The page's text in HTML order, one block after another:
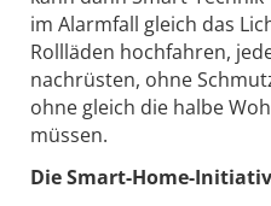
im Alarmfall gleich das
Rollläden hochfahren,
nachrüsten, ohne
ohne gleich die halbe
müssen.
Die Smart-Home-